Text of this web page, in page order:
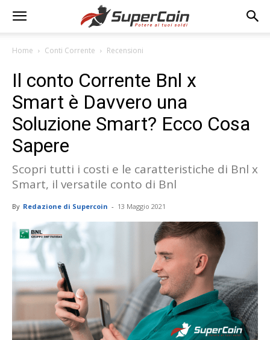
Home Conti Corrente Recensioni
Il conto Corrente Bnl x
Smart è Davvero una
Soluzione Smart? Ecco Cosa
Sapere
Scopri tutti i costi e le caratteristiche di Bnl x
Smart, il versatile conto di Bnl
By Redazione di Supercoin - 13 Maggio 2021